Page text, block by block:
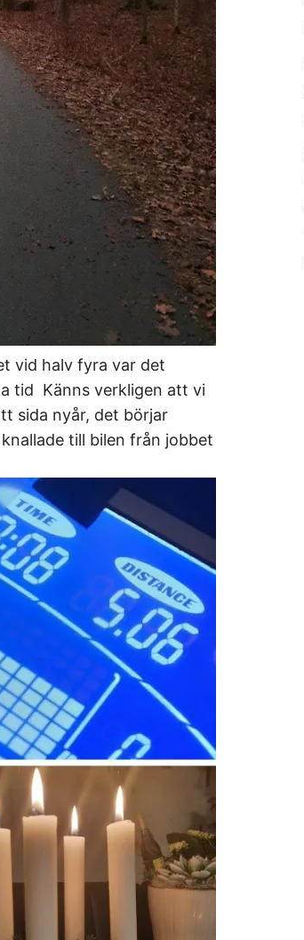
vid halv fyra var det
tid Känns verkligen att vi
sida nyår, det börjar
till bilen från jobbet